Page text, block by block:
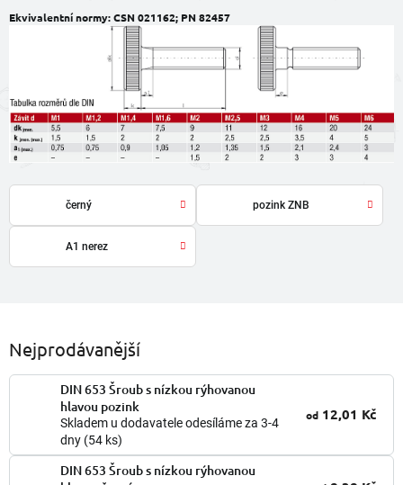
Ekvivalentní normy:CSN 021162; PN 82457
černý pozink ZNB
A1 nerez
Nejprodávanější
DIN 653 Šroub s nízkou rýhovanou
hlavou pozink
Skladem u dodavatele odesíláme za 3-4
dny (54 ks)
od 12,01 Kč
DIN 653 Šroub s nízkou rýhovanou